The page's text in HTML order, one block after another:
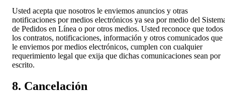
Usted acepta que nosotros le enviemos anuncios y otras
notificaciones por medios electrónicos ya sea por medio del
de Pedidos en Línea o por otros medios. Usted reconoce que todos
los contratos, notificaciones, información y otros comunicados que
le enviemos por medios electrónicos, cumplen con cualquier
requerimiento legal que exija que dichas comunicaciones sean por
escrito.
8. Cancelación